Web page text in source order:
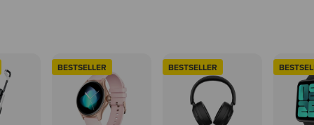
BESTSELLER BESTSELLER